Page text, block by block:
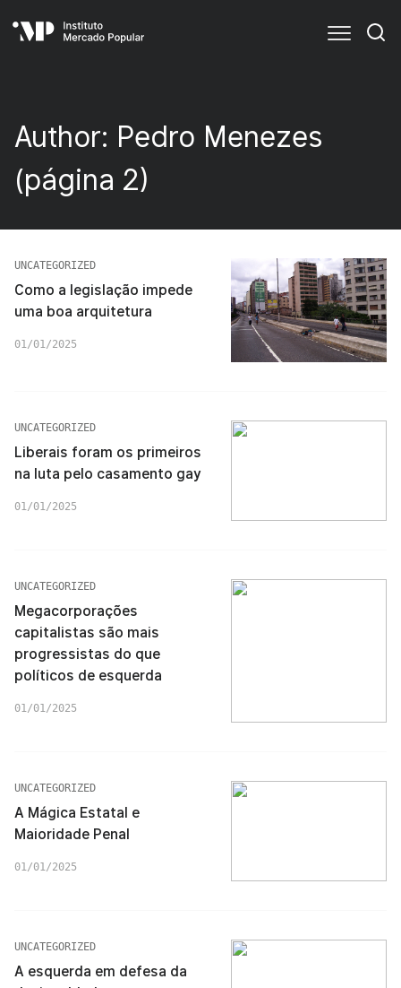
Author: Pedro Menezes
(página 2)
UNCATEGORIZED
Como a legislação impede
uma boa arquitetura
01/01/2025
UNCATEGORIZED
Liberais foram os primeiros
na luta pelo casamento gay
01/01/2025
UNCATEGORIZED
Megacorporações
capitalistas são mais
progressistas do que
políticos de esquerda
01/01/2025
UNCATEGORIZED
A Mágica Estatal e
Maioridade Penal
01/01/2025
UNCATEGORIZED
A esquerda em defesa da